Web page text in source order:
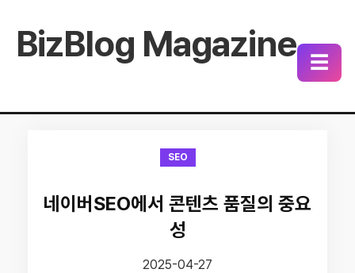
BizBlog Magazine ☰
SEO
네이버SEO에서 콘텐츠 품질의 중요
성
2025-04-27